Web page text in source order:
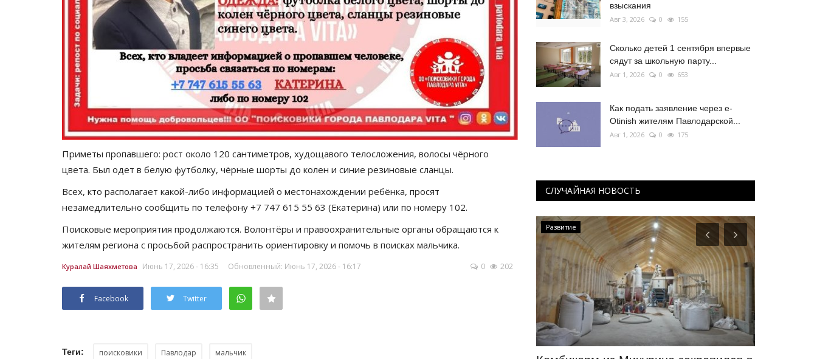
Приметы пропавшего: рост около 120 сантиметров, худощавого телосложения, волосы чёрного
цвета. Был одет в белую футболку, чёрные шорты до колен и синие резиновые сланцы.
Всех, кто располагает какой-либо информацией о местонахождении ребёнка, просят
незамедлительно сообщить по телефону +7 747 615 55 63 (Екатерина) или по номеру 102.
Поисковые мероприятия продолжаются. Волонтёры и правоохранительные органы обращаются к
жителям региона с просьбой распространить ориентировку и помочь в поисках мальчика.
Куралай Шаяхметова Июнь 17, 2026 - 16:35 Обновленный: Июнь 17, 2026 - 16:17 0 202
Facebook Twitter
Теги: поисковики Павлодар мальчик
взыскания
Авг 3, 2026 0 155
Сколько детей 1 сентября впервые
сядут за школьную парту...
Авг 1, 2026 0 653
Как подать заявление через e-
Otinish жителям Павлодарской...
Авг 1, 2026 0 175
СЛУЧАЙНАЯ НОВОСТЬ
Зимний спорт Развитие Планета Казахстан